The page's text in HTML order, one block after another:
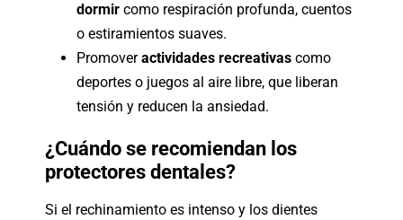
dormir como respiración profunda, cuentos
o estiramientos suaves.
Promoveractividades recreativas como
deportes o juegos al aire libre, que liberan
tensión y reducen la ansiedad.
¿Cuándo se recomiendan los
protectores dentales?
Si el rechinamiento es intenso y los dientes